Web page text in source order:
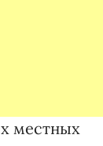
местных